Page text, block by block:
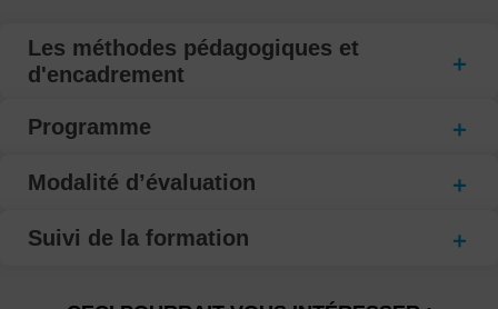
Les méthodes pédagogiques et
d'encadrement
Programme
Modalité d’évaluation
Suivi de la formation